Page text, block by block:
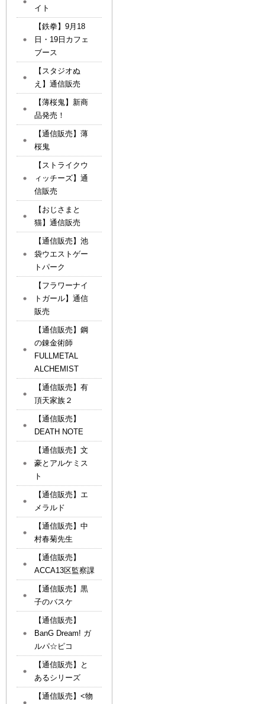
イト
【鉄拳】9月18
日・19日カフェ
ブース
【スタジオぬ
え】通信販売
【薄桜鬼】新商
品発売！
【通信販売】薄
桜鬼
【ストライクウ
ィッチーズ】通
信販売
【おじさまと
猫】通信販売
【通信販売】池
袋ウエストゲー
トパーク
【フラワーナイ
トガール】通信
販売
【通信販売】鋼
の錬金術師
FULLMETAL
ALCHEMIST
【通信販売】有
頂天家族２
【通信販売】
DEATH NOTE
【通信販売】文
豪とアルケミス
ト
【通信販売】エ
メラルド
【通信販売】中
村春菊先生
【通信販売】
ACCA13区監察課
【通信販売】黒
子のバスケ
【通信販売】
BanG Dream! ガ
ルパ☆ピコ
【通信販売】と
あるシリーズ
【通信販売】<物